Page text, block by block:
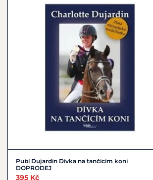
Publ Dujardin Dívka na tančícím koni
DOPRODEJ
395 Kč